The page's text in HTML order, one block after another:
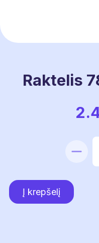
Raktelis
Į krepšelį